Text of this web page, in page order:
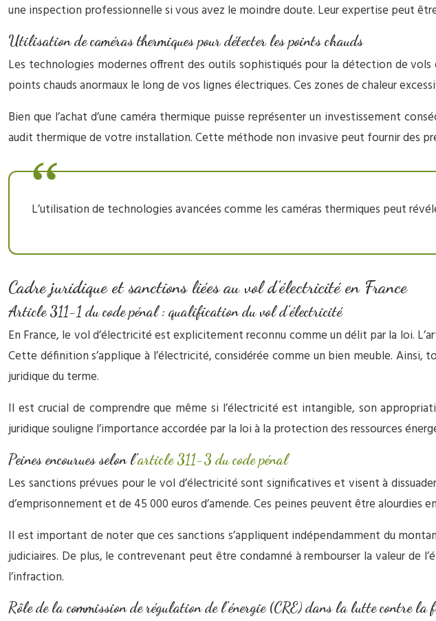
une inspection professionnelle si vous avez le moindre doute. Leur expertise peut
Utilisation de caméras thermiques pour détecter les points chauds
Les technologies modernes offrent des outils sophistiqués pour la détection de
points chauds anormaux le long de vos lignes électriques. Ces zones de chaleur
Bien que l’achat d’une caméra thermique puisse représenter un investissement
audit thermique de votre installation. Cette méthode non invasive peut fournir des
L’utilisation de technologies avancées comme les caméras thermiques peut
Cadre juridique et sanctions liées au vol d’électricité en France
Article 311-1 du code pénal : qualification du vol d’électricité
En France, le vol d’électricité est explicitement reconnu comme un délit par la loi.
Cette définition s’applique à l’électricité, considérée comme un bien meuble. Ainsi,
juridique du terme.
Il est crucial de comprendre que même si l’électricité est intangible, son
juridique souligne l’importance accordée par la loi à la protection des ressources
Peines encourues selon l’article 311-3 du code pénal
Les sanctions prévues pour le vol d’électricité sont significatives et visent à
d’emprisonnement et de 45 000 euros d’amende. Ces peines peuvent être alourdies
Il est important de noter que ces sanctions s’appliquent indépendamment du
judiciaires. De plus, le contrevenant peut être condamné à rembourser la valeur de
l’infraction.
Rôle de la commission de régulation de l’énergie (CRE) dans la lutte contre la